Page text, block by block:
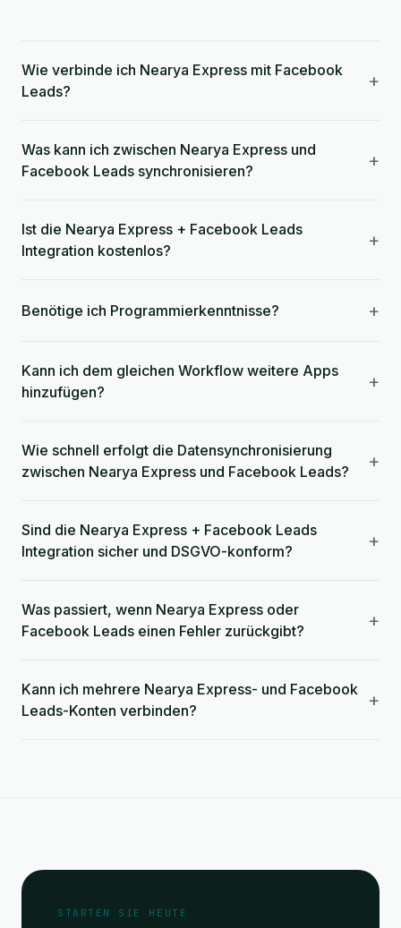
Wie verbinde ich Nearya Express mit Facebook
Leads?
+
Was kann ich zwischen Nearya Express und
Facebook Leads synchronisieren?
+
Ist die Nearya Express + Facebook Leads
Integration kostenlos?
+
Benötige ich Programmierkenntnisse? +
Kann ich dem gleichen Workflow weitere Apps
hinzufügen?
+
Wie schnell erfolgt die Datensynchronisierung
zwischen Nearya Express und Facebook Leads?
+
Sind die Nearya Express + Facebook Leads
Integration sicher und DSGVO-konform?
+
Was passiert, wenn Nearya Express oder
Facebook Leads einen Fehler zurückgibt?
+
Kann ich mehrere Nearya Express- und Facebook
Leads-Konten verbinden?
+
STARTEN SIE HEUTE